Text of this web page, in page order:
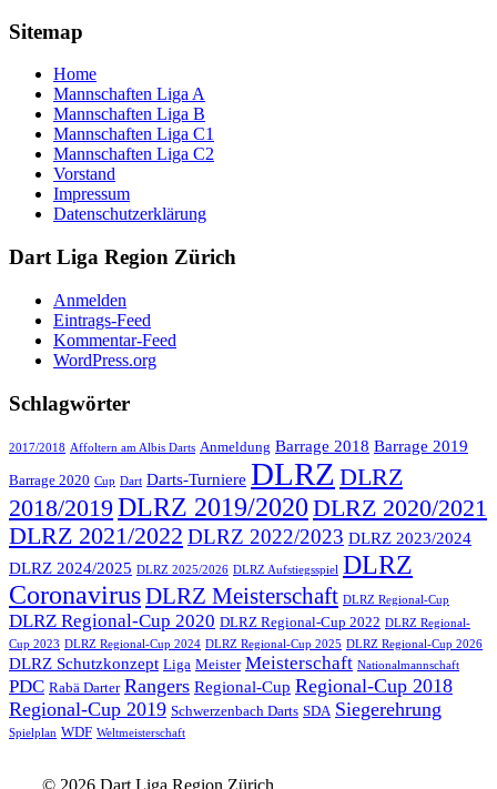
Sitemap
Home
Mannschaften Liga A
Mannschaften Liga B
Mannschaften Liga C1
Mannschaften Liga C2
Vorstand
Impressum
Datenschutzerklärung
Dart Liga Region Zürich
Anmelden
Eintrags-Feed
Kommentar-Feed
WordPress.org
Schlagwörter
2017/2018 Affoltern am Albis Darts Anmeldung Barrage 2018 Barrage 2019
Barrage 2020 Cup Dart Darts-Turniere DLRZ DLRZ
2018/2019 DLRZ 2019/2020 DLRZ 2020/2021
DLRZ 2021/2022 DLRZ 2022/2023 DLRZ 2023/2024
DLRZ 2024/2025 DLRZ 2025/2026 DLRZ Aufstiegsspiel DLRZ
CoronavirusDLRZ Meisterschaft DLRZ Regional-Cup
DLRZ Regional-Cup 2020 DLRZ Regional-Cup 2022 DLRZ Regional-
Cup 2023 DLRZ Regional-Cup 2024 DLRZ Regional-Cup 2025 DLRZ Regional-Cup 2026
DLRZ Schutzkonzept Liga Meister Meisterschaft Nationalmannschaft
PDC Rabä Darter Rangers Regional-Cup Regional-Cup 2018
Regional-Cup 2019 Schwerzenbach Darts SDA Siegerehrung
Spielplan WDF Weltmeisterschaft